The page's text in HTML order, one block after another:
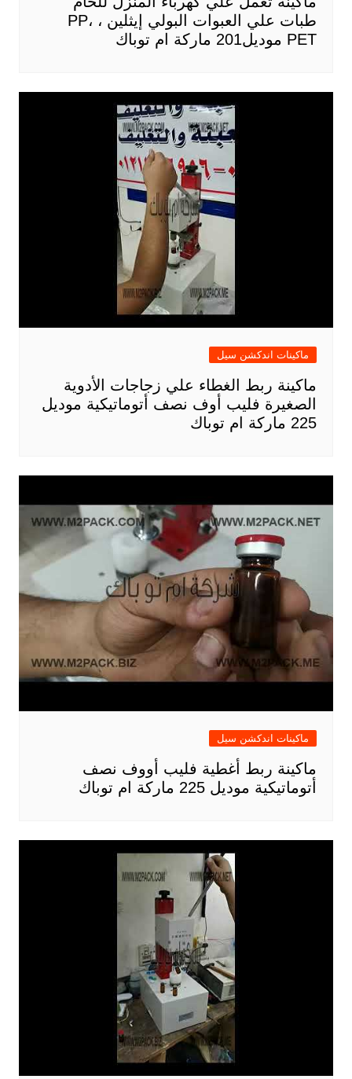
طبات علي العبوات البولي إيثلين ، PP،
PET موديل201 ماركة ام توباك
ماكينات اندكشن سيل
ماكينة ربط الغطاء علي زجاجات الأدوية
الصغيرة فليب أوف نصف أتوماتيكية موديل
225 ماركة ام توباك
ماكينات اندكشن سيل
ماكينة ربط أغطية فليب أووف نصف
أتوماتيكية موديل 225 ماركة ام توباك